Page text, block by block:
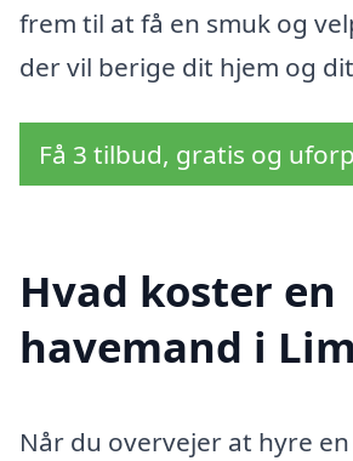
frem til at få en smuk og
der vil berige dit hjem og
Få 3 tilbud, gratis og
Hvad koster en
havemand i
Når du overvejer at hyre